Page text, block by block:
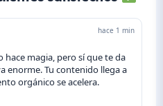
hace 1 min
hace magia, pero sí que te da
enorme. Tu contenido llega a
orgánico se acelera.